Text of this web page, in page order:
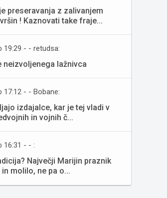
preseravanja z zalivanjem
! Kaznovati take fraje...
19:29 - - retudsa:
neizvoljenega lažnivca
17:12 - - Bobane:
izdajalce, kar je tej vladi v
in vojnih č...
16:31 - - :
Največji Marijin praznik
molilo, ne pa o...